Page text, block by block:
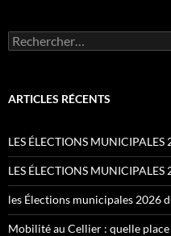
Rechercher :
ARTICLES RÉCENTS
LES ÉLECTIONS MUNICIPALES
LES ÉLECTIONS MUNICIPALES
les Élections municipales 2026
Mobilité au Cellier : quelle place